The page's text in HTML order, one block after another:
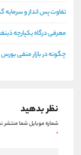
تفاوت پس انداز و سرمایه
معرفی درگاه یکپارچه
چگونه در بازار منفی
نظر بدهید
شماره موبایل شما
*